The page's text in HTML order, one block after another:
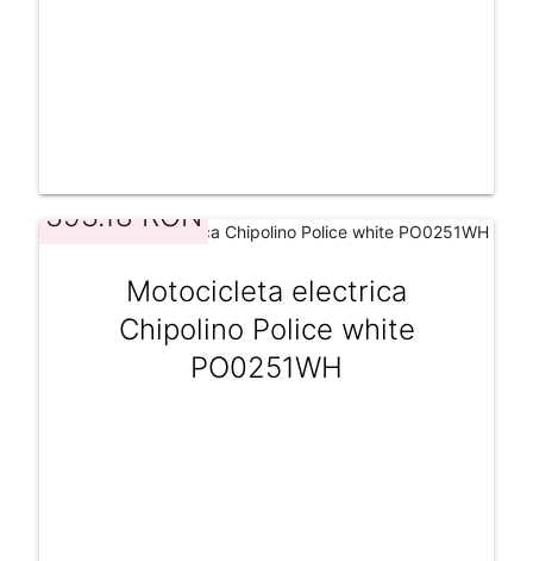
393.18 RON
Motocicleta electrica
Chipolino Police white
PO0251WH